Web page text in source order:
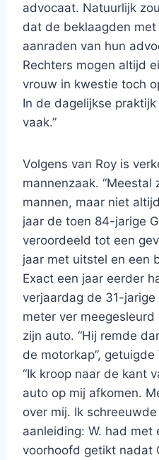
advocaat. Natuurlijk
dat de beklaagden
aanraden van hun
Rechters mogen altijd
vrouw in kwestie toch
In de dagelijkse
vaak.”
Volgens van Roy is
mannenzaak. “Meestal
mannen, maar niet
jaar de toen 84-jarige
veroordeeld tot een
jaar met uitstel en een
Exact een jaar eerder
verjaardag de 31-jarige
meter ver
zijn auto. “Hij remde
de motorkap”,
“Ik kroop naar de kant
auto op mij afkomen.
over mij. Ik schreeuwde
aanleiding: W. had met
voorhoofd getikt nadat